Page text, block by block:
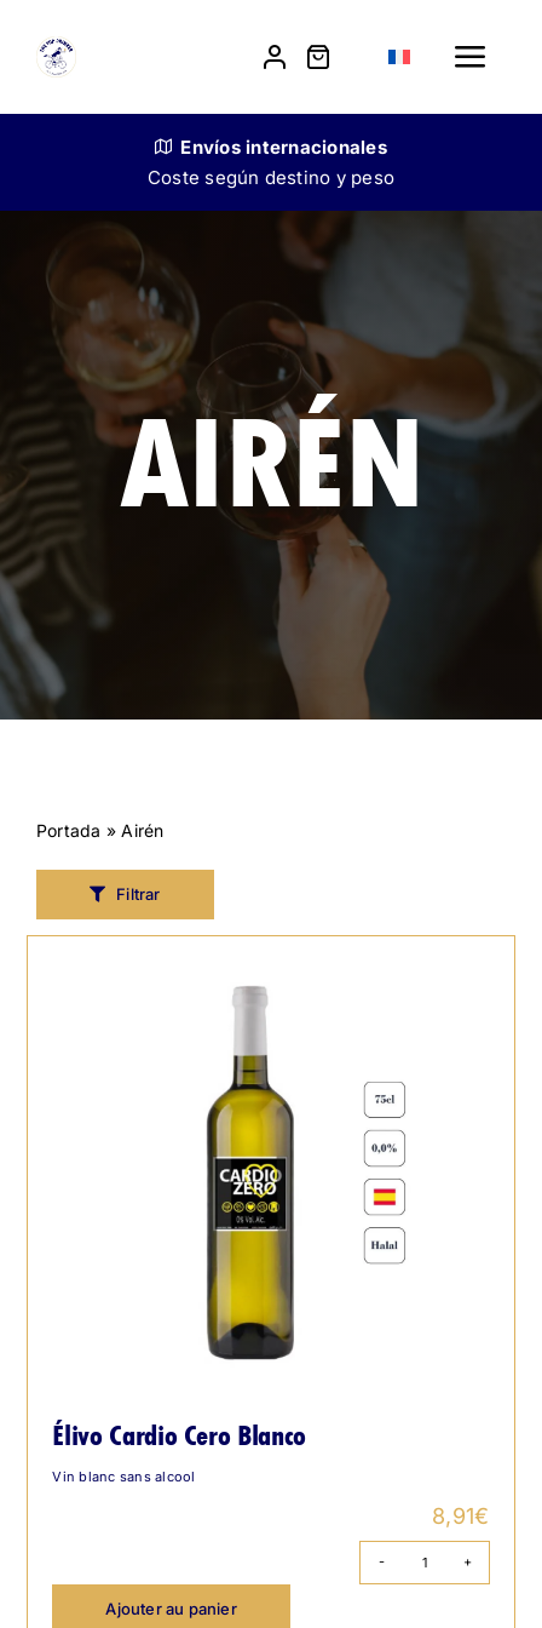
content
Toggle
Notre histoire
Vente aux restaurateurs
Contact
Envíos internacionales
Coste según destino y peso
AIRÉN
Portada »Airén
Filtrar
Élivo Cardio Cero Blanco
Vin blanc sans alcool
8,91€
quantité
Ajouter au panier